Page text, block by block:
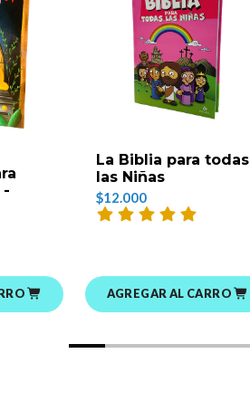
-
La Biblia para todas
las Niñas
$12.000
AGREGAR AL CARRO